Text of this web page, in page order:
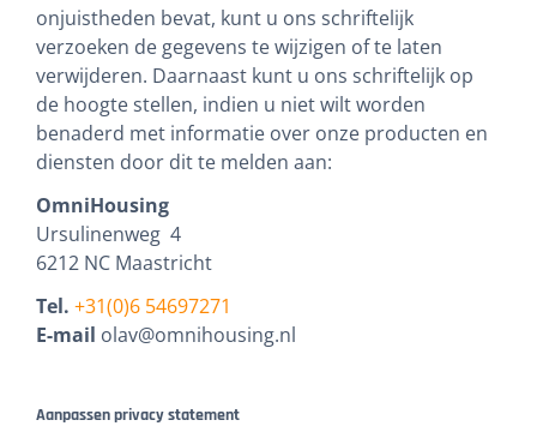
onjuistheden bevat, kunt u ons schriftelijk
verzoeken de gegevens te wijzigen of te laten
verwijderen. Daarnaast kunt u ons schriftelijk op
de hoogte stellen, indien u niet wilt worden
benaderd met informatie over onze producten en
diensten door dit te melden aan:
OmniHousing
Ursulinenweg 4
6212 NC Maastricht
Tel. +31(0)6 54697271
E-mail olav@omnihousing.nl
Aanpassen privacy statement